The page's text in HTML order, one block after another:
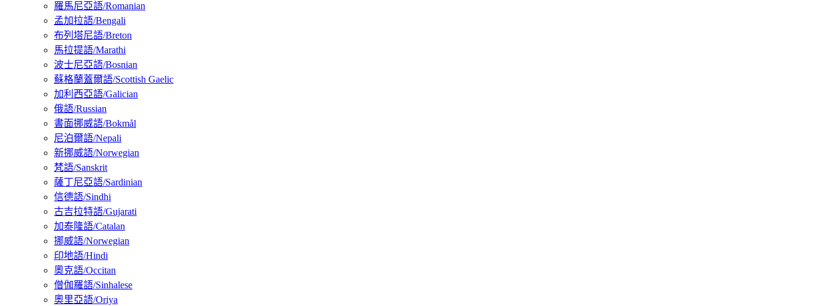
羅馬尼亞語/Romanian
孟加拉語/Bengali
布列塔尼語/Breton
馬拉提語/Marathi
波士尼亞語/Bosnian
蘇格蘭蓋爾語/Scottish Gaelic
加利西亞語/Galician
俄語/Russian
書面挪威語/Bokmål
尼泊爾語/Nepali
新挪威語/Norwegian
梵語/Sanskrit
薩丁尼亞語/Sardinian
信德語/Sindhi
古吉拉特語/Gujarati
加泰隆語/Catalan
挪威語/Norwegian
印地語/Hindi
奧克語/Occitan
僧伽羅語/Sinhalese
奧里亞語/Oriya